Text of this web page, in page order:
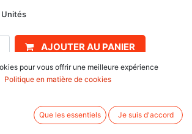
Unités
AJOUTER AU PANIER
: 1 semaine
pour vous offrir une meilleure expérience
Politique en matière de cookies
Que les essentiels Je suis d'accord